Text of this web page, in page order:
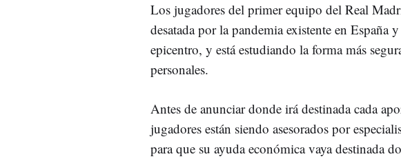
Los jugadores del primer equipo del Real
desatada por la pandemia existente en
epicentro, y está estudiando la forma más
personales.
Antes de anunciar donde irá destinada cada
jugadores están siendo asesorados por
para que su ayuda económica vaya destinada